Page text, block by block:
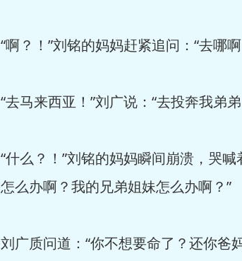
“啊？！”刘铭的妈妈赶紧追问：“去哪
“去马来西亚！”刘广说：“去投奔我弟
“什么？！”刘铭的妈妈瞬间崩溃，哭
怎么办啊？我的兄弟姐妹怎么办啊？”
刘广质问道：“你不想要命了？还你